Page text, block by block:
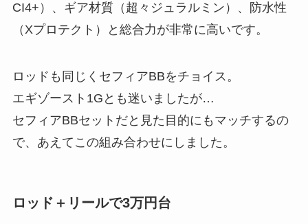
CI4+）、ギア材質（超々ジュラルミン）、防水性
（Xプロテクト）と総合力が非常に高いです。
ロッドも同じくセフィアBBをチョイス。
エギゾースト1Gとも迷いましたが…
セフィアBBセットだと見た目的にもマッチするの
で、あえてこの組み合わせにしました。
ロッド＋リールで3万円台